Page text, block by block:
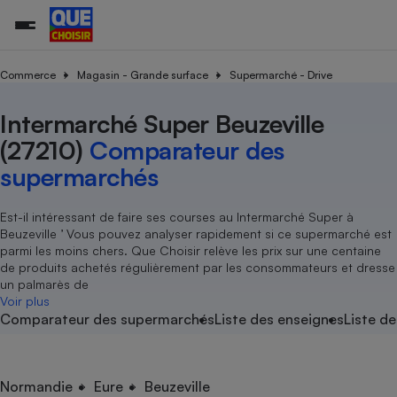
Commerce Magasin - Grande surface Supermarché - Drive
Intermarché Super Beuzeville
(27210) Comparateur des
supermarchés
Est-il intéressant de faire ses courses au Intermarché Super à
Beuzeville ’ Vous pouvez analyser rapidement si ce supermarché est
parmi les moins chers. Que Choisir relève les prix sur une centaine
de produits achetés régulièrement par les consommateurs et dresse
un palmarès de
Voir plus
Comparateur des supermarchésListe des enseignesListe
Normandie Eure Beuzeville
Additifs
Agriculture
Achat - Vente - Location
Magasin - Grande surface
Marketing - Fidélisation
Organismes de défense
Système judiciaire
Air
Eau
Achat - Vente - Travaux
Location
Sport
Vacances - Tourisme
électrique
Démarche administrative
Senior
Service marchand
Train
Transport aérien
Toutes les actualités
Enquêtes
Guides d'achat
Conseils
Brèves
Tous les services
Soumettre un litige
Lettres types
Rencontrer une association locale
Tous nos combats
Nos actions
Nos grandes victoires
Les billets de la présidente
Nos associations locales
Nous rejoindre
En savoir plus sur Que Choisir Ensemble
?
L’association
Nos missions
Notre méthodologie
Notre financement
Nos partenaires
Nous rejoindre